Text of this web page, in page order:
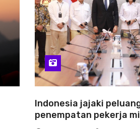
Indonesia jajaki
penempatan pekerja
Slowakia